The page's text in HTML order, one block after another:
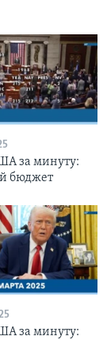
за минуту:
бюджет
за минуту: